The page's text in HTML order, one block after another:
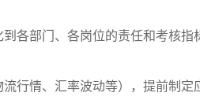
各部门、各岗位的责任和考核指
行情、汇率波动等），提前制定